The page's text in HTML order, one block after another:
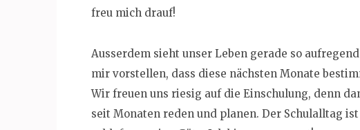
freu mich drauf!
Ausserdem sieht unser Leben gerade so
mir vorstellen, dass diese nächsten Monate
Wir freuen uns riesig auf die Einschulung, denn
seit Monaten reden und planen. Der Schulalltag